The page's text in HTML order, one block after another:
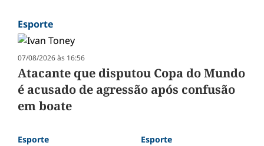
Esporte
07/08/2026 às 16:56
Atacante que disputou Copa do Mundo
é acusado de agressão após confusão
em boate
Esporte Esporte